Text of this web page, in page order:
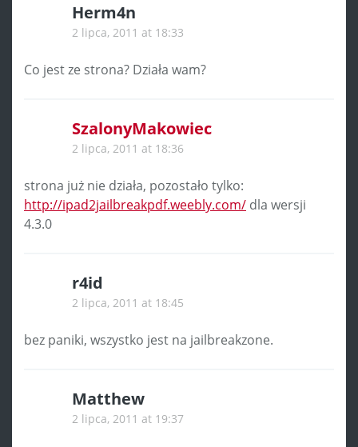
Herm4n
2 lipca, 2011 at 18:33
Co jest ze strona? Działa wam?
SzalonyMakowiec
2 lipca, 2011 at 18:36
strona już nie działa, pozostało tylko:
http://ipad2jailbreakpdf.weebly.com/ dla wersji
4.3.0
r4id
2 lipca, 2011 at 18:45
bez paniki, wszystko jest na jailbreakzone.
Matthew
2 lipca, 2011 at 19:37